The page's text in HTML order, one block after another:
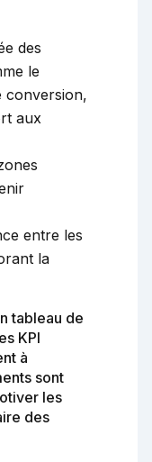
des
le
conversion,
aux
entre les
la
tableau de
KPI
à
sont
les
des